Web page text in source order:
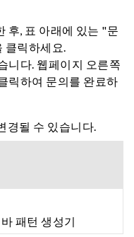
후, 표 아래에 있는 "문
클릭하세요.
니다. 웹페이지 오른쪽
릭하여 문의를 완료하
경될 수 있습니다.
패턴 생성기